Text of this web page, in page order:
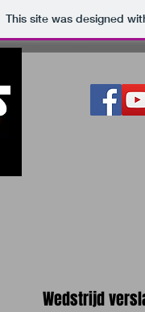
This site was designed
Wedstrijd